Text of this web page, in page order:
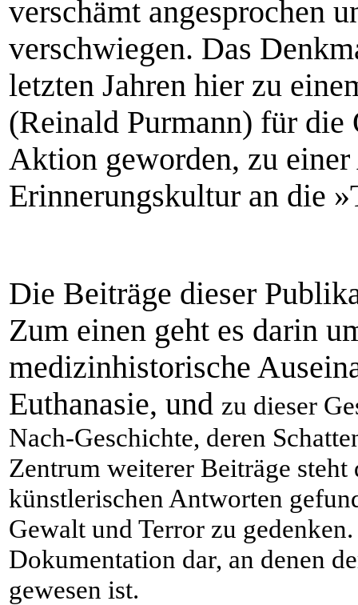
verschämt angesprochen
verschwiegen. Das
letzten Jahren hier zu
(Reinald Purmann) für die
Aktion geworden, zu
Erinnerungskultur an die
Die Beiträge dieser
Zum einen geht es darin
medizinhistorische
Euthanasie, und zu dieser
Nach-Geschichte, deren
Zentrum weiterer Beiträge
künstlerischen Antworten
Gewalt und Terror zu
Dokumentation dar, an denen
gewesen ist.